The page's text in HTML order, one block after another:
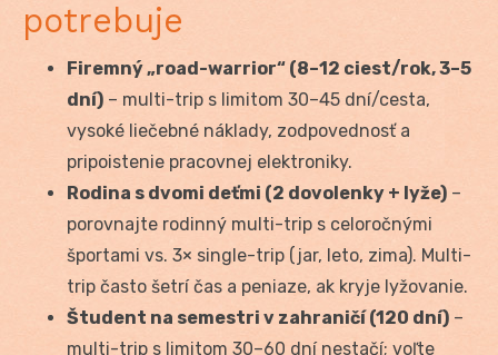
potrebuje
Firemný „road-warrior“ (8–12 ciest/rok, 3–5
dní) – multi-trip s limitom 30–45 dní/cesta,
vysoké liečebné náklady, zodpovednosť a
pripoistenie pracovnej elektroniky.
Rodina s dvomi deťmi (2 dovolenky + lyže) –
porovnajte rodinný multi-trip s celoročnými
športami vs. 3× single-trip (jar, leto, zima). Multi-
trip často šetrí čas a peniaze, ak kryje lyžovanie.
Študent na semestri v zahraničí (120 dní) –
multi-trip s limitom 30–60 dní nestačí; voľte